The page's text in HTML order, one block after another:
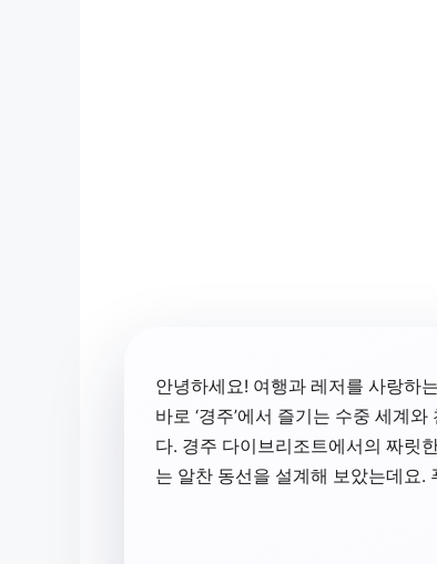
안녕하세요! 여행과 레저를 사랑하
바로 ‘경주’에서 즐기는 수중 세계
다. 경주 다이브리조트에서의 짜릿
는 알찬 동선을 설계해 보았는데요.